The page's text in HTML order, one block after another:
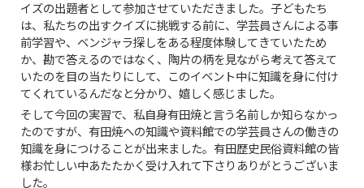
イズの出題者として参加させていただきました。子どもたち
は、私たちの出すクイズに挑戦する前に、学芸員さんによる事
前学習や、ベンジャラ探しをある程度体験してきていたため
か、勘で答えるのではなく、陶片の柄を見ながら考えて答えて
いたのを目の当たりにして、このイベント中に知識を身に付け
てくれているんだなと分かり、嬉しく感じました。
そして今回の実習で、私自身有田焼と言う名前しか知らなかっ
たのですが、有田焼への知識や資料館での学芸員さんの働きの
知識を身につけることが出来ました。有田歴史民俗資料館の皆
様お忙しい中あたたかく受け入れて下さりありがとうございま
した。